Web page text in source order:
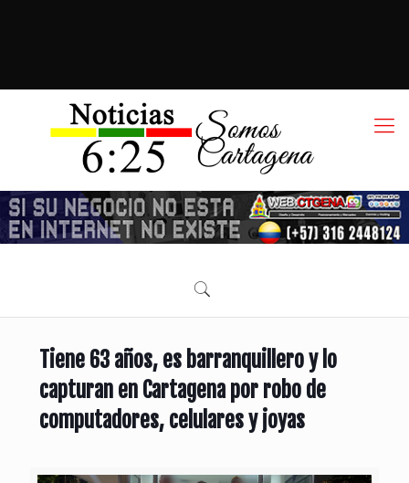
Tiene 63 años, es barranquillero y lo
capturan en Cartagena por robo de
computadores, celulares y joyas